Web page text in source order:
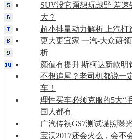
SUV没它甭想玩越野 差速
大？
超小排量动力解析 上汽打
更大更宜家 一汽-大众蔚
析
颜值有提升 斯柯达新款明
不想追尾？老司机都说一
车！
理性买车必须克服的5大“
国人都有
广汽传祺GS7测试谍照曝
宝沃2017还会火么，会不